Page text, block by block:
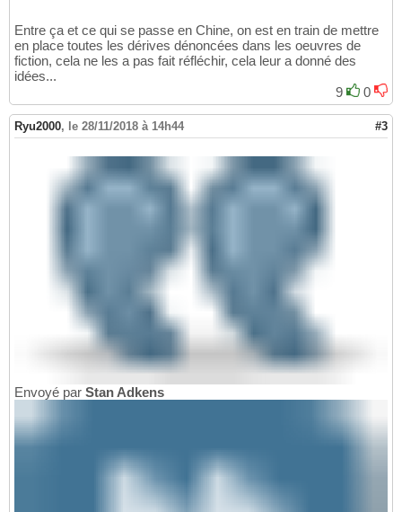
Entre ça et ce qui se passe en Chine, on est en train de mettre
en place toutes les dérives dénoncées dans les oeuvres de
fiction, cela ne les a pas fait réfléchir, cela leur a donné des
idées...
9
0
Ryu2000, le 28/11/2018 à 14h44 #3
Envoyé par Stan Adkens